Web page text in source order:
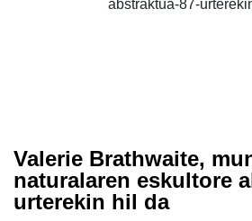
Valerie Brathwaite,
naturalaren eskultore
urterekin hil da